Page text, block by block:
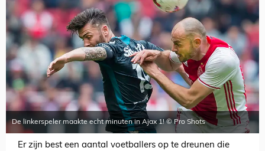
De linkerspeler maakte echt minuten in Ajax 1! © Pro Shots
Er zijn best een aantal voetballers op te dreunen die